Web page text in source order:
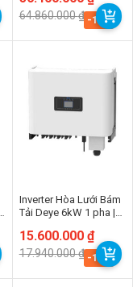
64.860.000₫
gốc
là:
64.860.000 ₫.
hiện
tại
56.400.000 ₫.
-13%
Inverter Hòa Lưới Bám
Tải Deye 6kW 1 pha |
AM2
17.940.000₫
Giá
gốc
là:
17.940.000 ₫.
15.600.000 ₫
Giá
hiện
tại
15.600.000 ₫.
-13%